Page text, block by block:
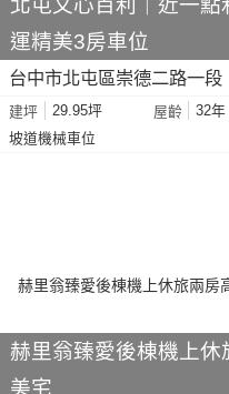
北屯文心百利｜近一點
運精美3房車位
台中市北屯區崇德二路一段
建坪 29.95坪 屋齡 32年
坡道機械車位
赫里翁臻愛後棟機上休
美宅